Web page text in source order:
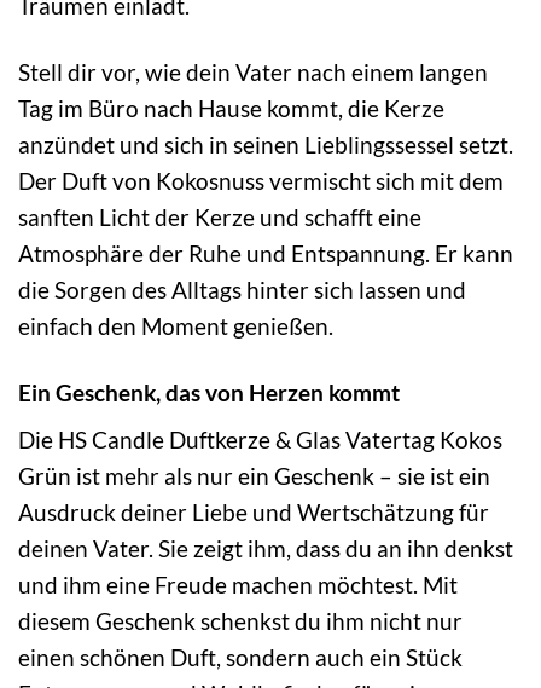
Stell dir vor, wie dein Vater nach einem langen
Tag im Büro nach Hause kommt, die Kerze
anzündet und sich in seinen Lieblingssessel setzt.
Der Duft von Kokosnuss vermischt sich mit dem
sanften Licht der Kerze und schafft eine
Atmosphäre der Ruhe und Entspannung. Er kann
die Sorgen des Alltags hinter sich lassen und
einfach den Moment genießen.
Ein Geschenk, das von Herzen kommt
Die HS Candle Duftkerze & Glas Vatertag Kokos
Grün ist mehr als nur ein Geschenk – sie ist ein
Ausdruck deiner Liebe und Wertschätzung für
deinen Vater. Sie zeigt ihm, dass du an ihn denkst
und ihm eine Freude machen möchtest. Mit
diesem Geschenk schenkst du ihm nicht nur
einen schönen Duft, sondern auch ein Stück